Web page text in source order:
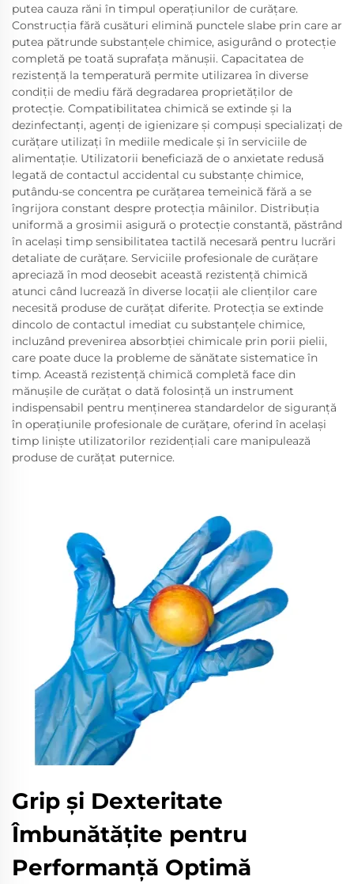
putea cauza răni în timpul operațiunilor de curățare.
Construcția fără cusături elimină punctele slabe prin care ar
putea pătrunde substanțele chimice, asigurând o protecție
completă pe toată suprafața mănușii. Capacitatea de
rezistență la temperatură permite utilizarea în diverse
condiții de mediu fără degradarea proprietăților de
protecție. Compatibilitatea chimică se extinde și la
dezinfectanți, agenți de igienizare și compuși specializați de
curățare utilizați în mediile medicale și în serviciile de
alimentație. Utilizatorii beneficiază de o anxietate redusă
legată de contactul accidental cu substanțe chimice,
putându-se concentra pe curățarea temeinică fără a se
îngrijora constant despre protecția mâinilor. Distribuția
uniformă a grosimii asigură o protecție constantă, păstrând
în același timp sensibilitatea tactilă necesară pentru lucrări
detaliate de curățare. Serviciile profesionale de curățare
apreciază în mod deosebit această rezistență chimică
atunci când lucrează în diverse locații ale clienților care
necesită produse de curățat diferite. Protecția se extinde
dincolo de contactul imediat cu substanțele chimice,
incluzând prevenirea absorbției chimicale prin porii pielii,
care poate duce la probleme de sănătate sistematice în
timp. Această rezistență chimică completă face din
mănușile de curățat o dată folosință un instrument
indispensabil pentru menținerea standardelor de siguranță
în operațiunile profesionale de curățare, oferind în același
timp liniște utilizatorilor rezidențiali care manipulează
produse de curățat puternice.
Grip și Dexteritate
Îmbunătățite pentru
Performanță Optimă